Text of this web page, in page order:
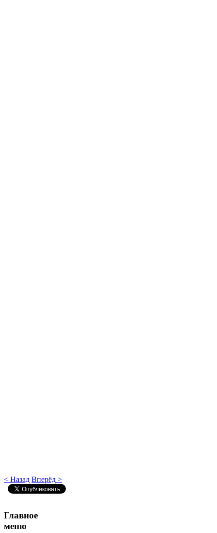
< Назад Вперёд >
Главное
меню